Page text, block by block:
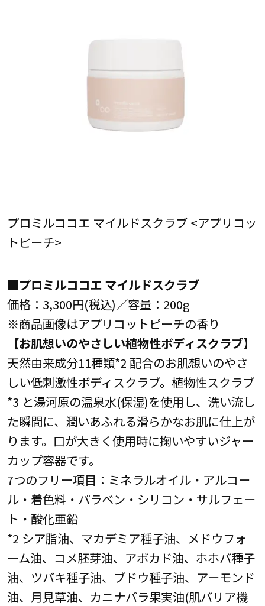
プロミルココエ マイルドスクラブ <アプリコッ
トピーチ>
■プロミルココエ マイルドスクラブ
価格：3,300円(税込)／容量：200g
※商品画像はアプリコットピーチの香り
【お肌想いのやさしい植物性ボディスクラブ】
天然由来成分11種類*2 配合のお肌想いのやさ
しい低刺激性ボディスクラブ。植物性スクラブ
*3 と湯河原の温泉水(保湿)を使用し、洗い流し
た瞬間に、潤いあふれる滑らかなお肌に仕上が
ります。口が大きく使用時に掬いやすいジャー
カップ容器です。
7つのフリー項目：ミネラルオイル・アルコー
ル・着色料・パラベン・シリコン・サルフェー
ト・酸化亜鉛
*2 シア脂油、マカデミア種子油、メドウフォ
ーム油、コメ胚芽油、アボカド油、ホホバ種子
油、ツバキ種子油、ブドウ種子油、アーモンド
油、月見草油、カニナバラ果実油(肌バリア機